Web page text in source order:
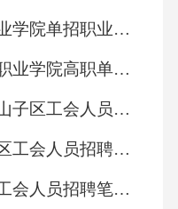
2026年咸阳新能源职业学院单招职业技能考试模拟试卷（易错题）附答案详解
2027年辽宁鞍山钢都职业学院高职单招职业适应性测试考试题库附参考答案详解（基础题）
2026年克拉玛依市独山子区工会人员招聘考试备考题库及答案详解
2025年通辽市科尔沁区工会人员招聘考试试题及答案详解
2026年贵阳市南明区工会人员招聘笔试参考试题及答案详解